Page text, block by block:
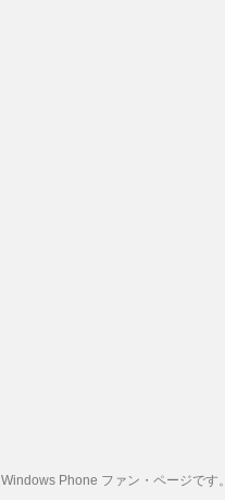
Windows Phone ファン・ページです。